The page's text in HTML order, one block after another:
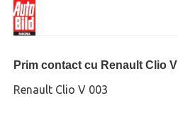
Prim contact cu Renault Clio V
Renault Clio V 003